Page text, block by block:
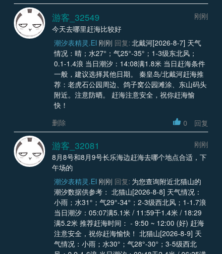
游客_32549
刚刚
今天去哪里赶海比较好
潮汐表精灵.EI 刚刚 回复: 北戴河[2026-8-7] 天气
情况：晴；水27°；气25°-35°；1-3级东北风；
0.1-1.4浪 当日潮汐：14:08满1.8米 当日赶海条件
一般，建议选择其他日期。 秦皇岛/北戴河赶海推
荐：老虎石公园周边、鸽子窝公园滩涂、东山码头
附近。注意防晒。 赶海注意安全，祝你赶海愉
快！
删除
0 回复
游客_32081
刚刚
8月8号和8月9号长乐海边赶海去哪个地点合适，下
午场的
潮汐表精灵.EI 刚刚 回复: 为您查询附近北猫山的
潮汐数据供参考： 北猫山[2026-8-8] 天气情况：
小雨；水31°；气29°-34°；2-3级西北风；1-1.7浪
当日潮汐：05:07满5.1米 / 11:59干1.4米 / 18:29
满5.2米 推荐赶海时间： - 9:50 ~ 12:00 (好) 赶海
注意安全，祝你赶海愉快！ 北猫山[2026-8-9] 天
气情况：小雨；水30°；气28°-30°；3-5级西北